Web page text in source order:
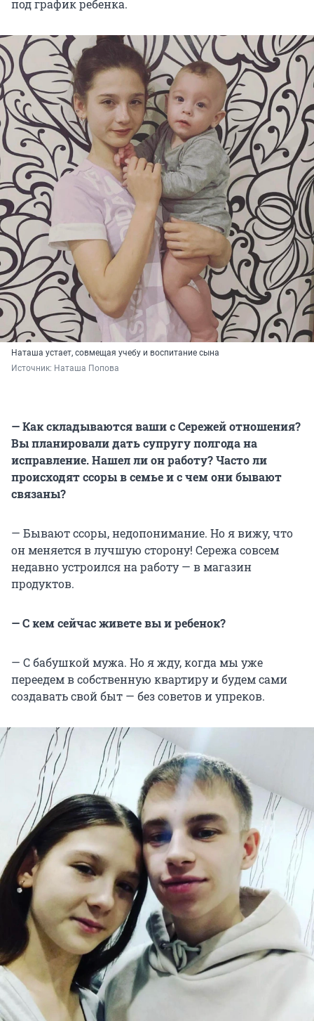
под график ребенка.
Наташа устает, совмещая учебу и воспитание сына
Источник: Наташа Попова
— Как складываются ваши с Сережей отношения?
Вы планировали дать супругу полгода на
исправление. Нашел ли он работу? Часто ли
происходят ссоры в семье и с чем они бывают
связаны?
— Бывают ссоры, недопонимание. Но я вижу, что
он меняется в лучшую сторону! Сережа совсем
недавно устроился на работу — в магазин
продуктов.
— С кем сейчас живете вы и ребенок?
— С бабушкой мужа. Но я жду, когда мы уже
переедем в собственную квартиру и будем сами
создавать свой быт — без советов и упреков.